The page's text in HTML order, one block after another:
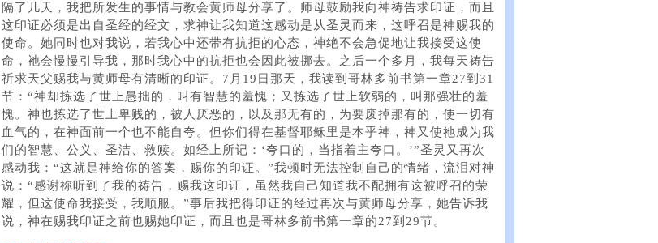
隔了几天，我把所发生的事情与教会黄师母分享了。师母鼓励我向神祷告求印证，而且
这印证必须是出自圣经的经文，求神让我知道这感动是从圣灵而来，这呼召是神赐我的
使命。她同时也对我说，若我心中还带有抗拒的心态，神绝不会急促地让我接受这使
命，祂会慢慢引导我，那时我心中的抗拒也会因此被挪去。之后一个多月，我每天祷告
祈求天父赐我与黄师母有清晰的印证。7月19日那天，我读到哥林多前书第一章27到31
节：“神却拣选了世上愚拙的，叫有智慧的羞愧；又拣选了世上软弱的，叫那强壮的羞
愧。神也拣选了世上卑贱的，被人厌恶的，以及那无有的，为要废掉那有的，使一切有
血气的，在神面前一个也不能自夸。但你们得在基督耶稣里是本乎神，神又使祂成为我
们的智慧、公义、圣洁、救赎。如经上所记：‘夸口的，当指着主夸口。’”圣灵又再次
感动我：“这就是神给你的答案，赐你的印证。”我顿时无法控制自己的情绪，流泪对神
说：“感谢祢听到了我的祷告，赐我这印证，虽然我自己知道我不配拥有这被呼召的荣
耀，但这使命我接受，我顺服。”事后我把得印证的经过再次与黄师母分享，她告诉我
说，神在赐我印证之前也赐她印证，而且也是哥林多前书第一章的27到29节。